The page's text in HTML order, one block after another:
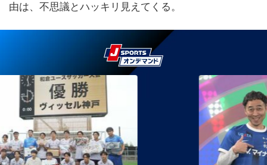
由は、不思議とハッキリ見えてくる。